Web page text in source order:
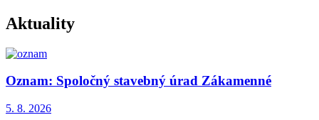
Aktuality
Oznam: Spoločný stavebný úrad Zákamenné
5. 8. 2026